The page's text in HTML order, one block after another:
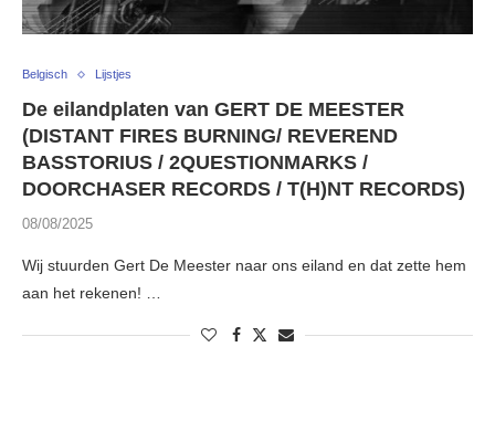
Belgisch Lijstjes
De eilandplaten van GERT DE MEESTER
(DISTANT FIRES BURNING/ REVEREND
BASSTORIUS / 2QUESTIONMARKS /
DOORCHASER RECORDS / T(H)NT RECORDS)
08/08/2025
Wij stuurden Gert De Meester naar ons eiland en dat zette hem
aan het rekenen! …